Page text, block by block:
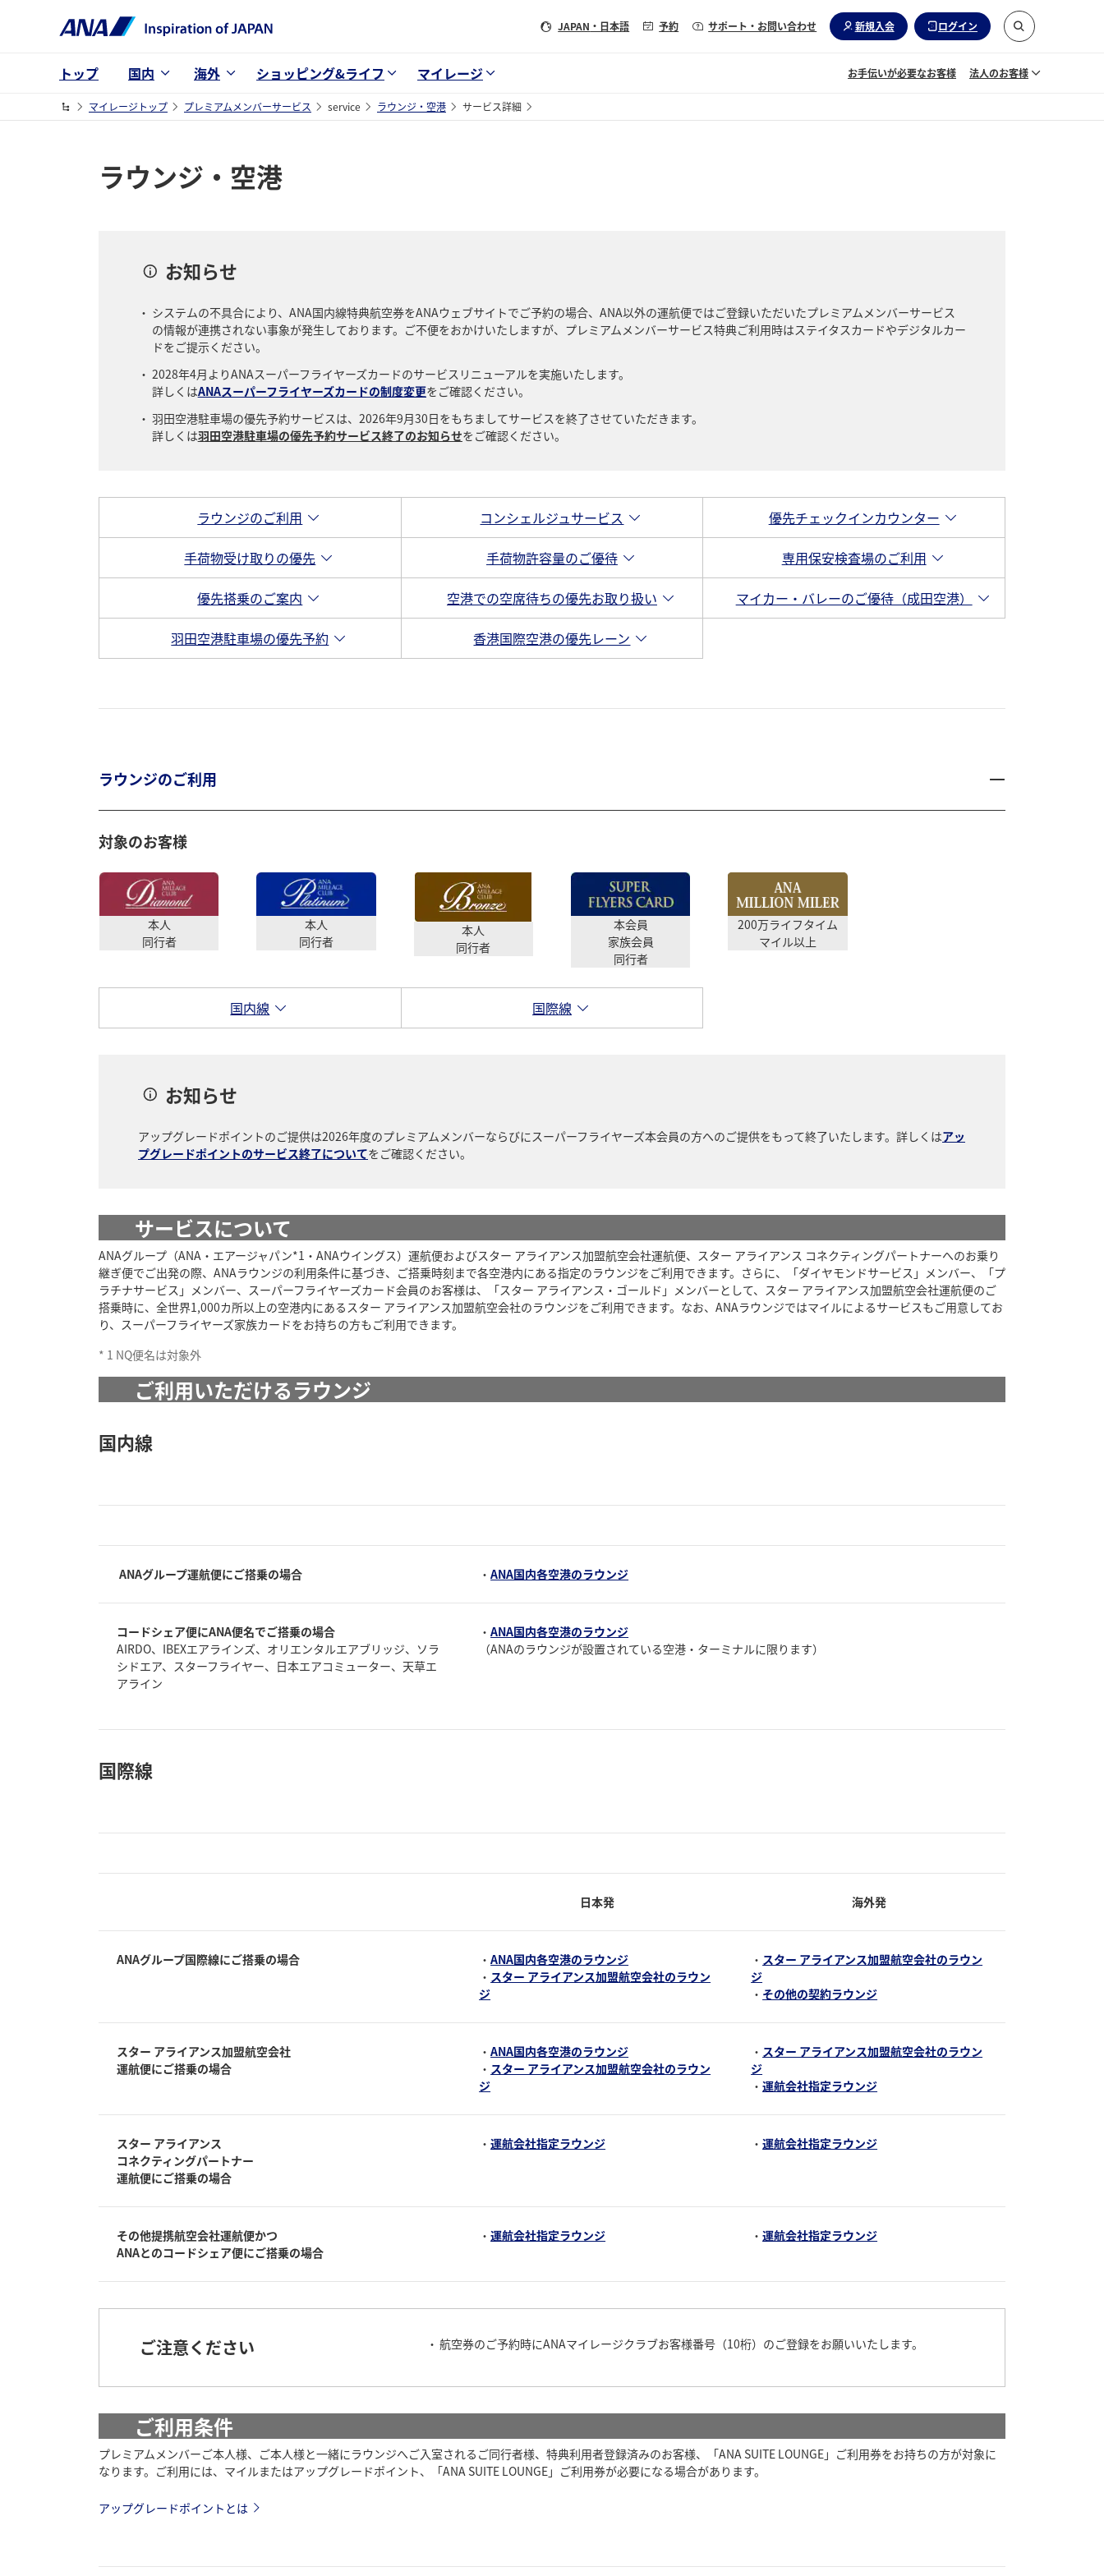
JAPAN ・日本語 予約 サポート・お問い合わせ 新規入会 ログイン
トップ 国内 海外 ショッピング&ライフ マイレージ お手伝いが必要なお客様 法人のお客様
マイレージトップ プレミアムメンバーサービス service ラウンジ・空港 サービス詳細
ラウンジ・空港
お知らせ
システムの不具合により、ANA国内線特典航空券をANAウェブサイトでご予約の場合、ANA以外の運航便ではご登録いただいたプレミアムメンバーサービス
の情報が連携されない事象が発生しております。ご不便をおかけいたしますが、プレミアムメンバーサービス特典ご利用時はステイタスカードやデジタルカー
ドをご提示ください。
2028年4月よりANAスーパーフライヤーズカードのサービスリニューアルを実施いたします。
詳しくはANAスーパーフライヤーズカードの制度変更をご確認ください。
羽田空港駐車場の優先予約サービスは、2026年9月30日をもちましてサービスを終了させていただきます。
詳しくは羽田空港駐車場の優先予約サービス終了のお知らせをご確認ください。
ラウンジのご利用 コンシェルジュサービス 優先チェックインカウンター
手荷物受け取りの優先 手荷物許容量のご優待 専用保安検査場のご利用
優先搭乗のご案内 空港での空席待ちの優先お取り扱い マイカー・バレーのご優待（成田空港）
羽田空港駐車場の優先予約 香港国際空港の優先レーン
ラウンジのご利用
対象のお客様
本人
同行者
本人
同行者
本人
同行者
本会員
家族会員
同行者
200万ライフタイム
マイル以上
国内線 国際線
お知らせ
アップグレードポイントのご提供は2026年度のプレミアムメンバーならびにスーパーフライヤーズ本会員の方へのご提供をもって終了いたします。詳しくはアッ
プグレードポイントのサービス終了についてをご確認ください。
サービスについて
ANAグループ（ANA・エアージャパン*1・ANAウイングス）運航便およびスター アライアンス加盟航空会社運航便、スター アライアンス コネクティングパートナーへのお乗り
継ぎ便でご出発の際、ANAラウンジの利用条件に基づき、ご搭乗時刻まで各空港内にある指定のラウンジをご利用できます。さらに、「ダイヤモンドサービス」メンバー、「プ
ラチナサービス」メンバー、スーパーフライヤーズカード会員のお客様は、「スター アライアンス・ゴールド」メンバーとして、スター アライアンス加盟航空会社運航便のご
搭乗時に、全世界1,000カ所以上の空港内にあるスター アライアンス加盟航空会社のラウンジをご利用できます。なお、ANAラウンジではマイルによるサービスもご用意してお
り、スーパーフライヤーズ家族カードをお持ちの方もご利用できます。
* 1 NQ便名は対象外
ご利用いただけるラウンジ
国内線
ANAグループ運航便にご搭乗の場合 ・ANA国内各空港のラウンジ
コードシェア便にANA便名でご搭乗の場合
AIRDO、IBEXエアラインズ、オリエンタルエアブリッジ、ソラ
シドエア、スターフライヤー、日本エアコミューター、天草エ
アライン
・ANA国内各空港のラウンジ
（ANAのラウンジが設置されている空港・ターミナルに限ります）
国際線
日本発 海外発
ANAグループ国際線にご搭乗の場合 ・ANA国内各空港のラウンジ
・ スター アライアンス加盟航空会社のラウン
ジ
・ スター アライアンス加盟航空会社のラウン
ジ
・ その他の契約ラウンジ
スター アライアンス加盟航空会社
運航便にご搭乗の場合
・ANA国内各空港のラウンジ
・ スター アライアンス加盟航空会社のラウン
ジ
・ スター アライアンス加盟航空会社のラウン
ジ
・運航会社指定ラウンジ
スター アライアンス
コネクティングパートナー
運航便にご搭乗の場合
・運航会社指定ラウンジ ・運航会社指定ラウンジ
その他提携航空会社運航便かつ
ANAとのコードシェア便にご搭乗の場合
・運航会社指定ラウンジ ・運航会社指定ラウンジ
ご注意ください 航空券のご予約時にANAマイレージクラブお客様番号（10桁）のご登録をお願いいたします。
ご利用条件
プレミアムメンバーご本人様、ご本人様と一緒にラウンジへご入室されるご同行者様、特典利用者登録済みのお客様、「ANA SUITE LOUNGE」ご利用券をお持ちの方が対象に
なります。ご利用には、マイルまたはアップグレードポイント、「ANA SUITE LOUNGE」ご利用券が必要になる場合があります。
アップグレードポイントとは